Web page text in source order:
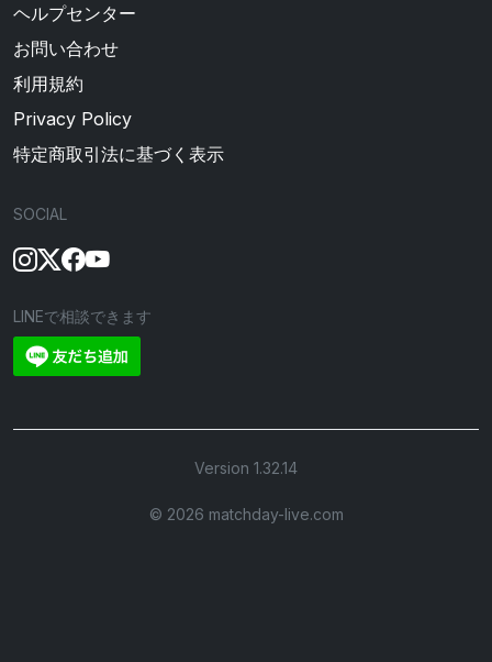
ヘルプセンター
お問い合わせ
利用規約
Privacy Policy
特定商取引法に基づく表示
SOCIAL
LINEで相談できます
Version 1.32.14
©︎ 2026 matchday-live.com